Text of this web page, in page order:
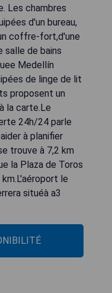
Les chambres
d'un bureau,
coffre-fort,d'une
salle de bains
Medellín
de linge de lit
proposent un
la carte.Le
24h/24 parle
à planifier
trouve à 7,2 km
la Plaza de Toros
le
situéà a3